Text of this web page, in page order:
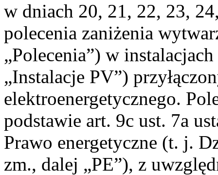
w dniach 20, 21, 22, 23,
polecenia zaniżenia
„Polecenia”) w
„Instalacje PV”)
elektroenergetycznego.
podstawie art. 9c ust. 7a
Prawo energetyczne (t. j.
zm., dalej „PE”), z